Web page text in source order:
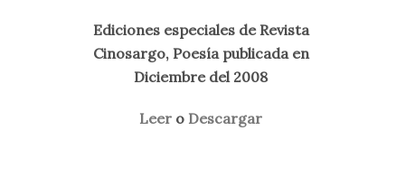
Ediciones especiales de Revista
Cinosargo, Poesía publicada en
Diciembre del 2008
Leer o Descargar